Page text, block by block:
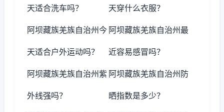
天适合洗车吗？ 天穿什么衣服？
阿坝藏族羌族自治州今
天适合户外运动吗？
阿坝藏族羌族自治州最
近容易感冒吗？
阿坝藏族羌族自治州紫
外线强吗？
阿坝藏族羌族自治州防
晒指数是多少？